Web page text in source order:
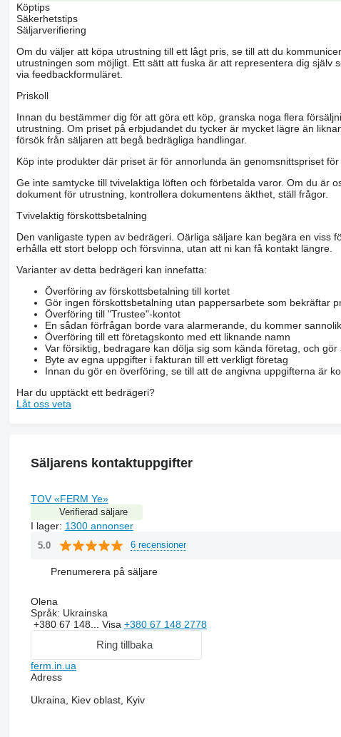
Köptips
Säkerhetstips
Säljarverifiering
Om du väljer att köpa utrustning till ett lågt pris, se till att du
utrustningen som möjligt. Ett sätt att fuska är att representera dig
via feedbackformuläret.
Priskoll
Innan du bestämmer dig för att göra ett köp, granska noga flera
utrustning. Om priset på erbjudandet du tycker är mycket lägre än
försök från säljaren att begå bedrägliga handlingar.
Köp inte produkter där priset är för annorlunda än genomsnittspriset för
Ge inte samtycke till tvivelaktiga löften och förbetalda varor. Om du är
dokument för utrustning, kontrollera dokumentens äkthet, ställ frågor.
Tvivelaktig förskottsbetalning
Den vanligaste typen av bedrägeri. Oärliga säljare kan begära en
erhålla ett stort belopp och försvinna, utan att ni kan få kontakt längre.
Varianter av detta bedrägeri kan innefatta:
Överföring av förskottsbetalning till kortet
Gör ingen förskottsbetalning utan pappersarbete som bekräftar
Överföring till "Trustee"-kontot
En sådan förfrågan borde vara alarmerande, du kommer
Överföring till ett företagskonto med ett liknande namn
Var försiktig, bedragare kan dölja sig som kända företag, och
Byte av egna uppgifter i fakturan till ett verkligt företag
Innan du gör en överföring, se till att de angivna uppgifterna är
Har du upptäckt ett bedrägeri?
Låt oss veta
Säljarens kontaktuppgifter
TOV «FERM Ye»
Verifierad säljare
I lager: 1300 annonser
5.0 6 recensioner
Prenumerera på säljare
Olena
Språk: Ukrainska
+380 67 148... Visa +380 67 148 2778
Ring tillbaka
ferm.in.ua
Adress
Ukraina, Kiev oblast, Kyiv